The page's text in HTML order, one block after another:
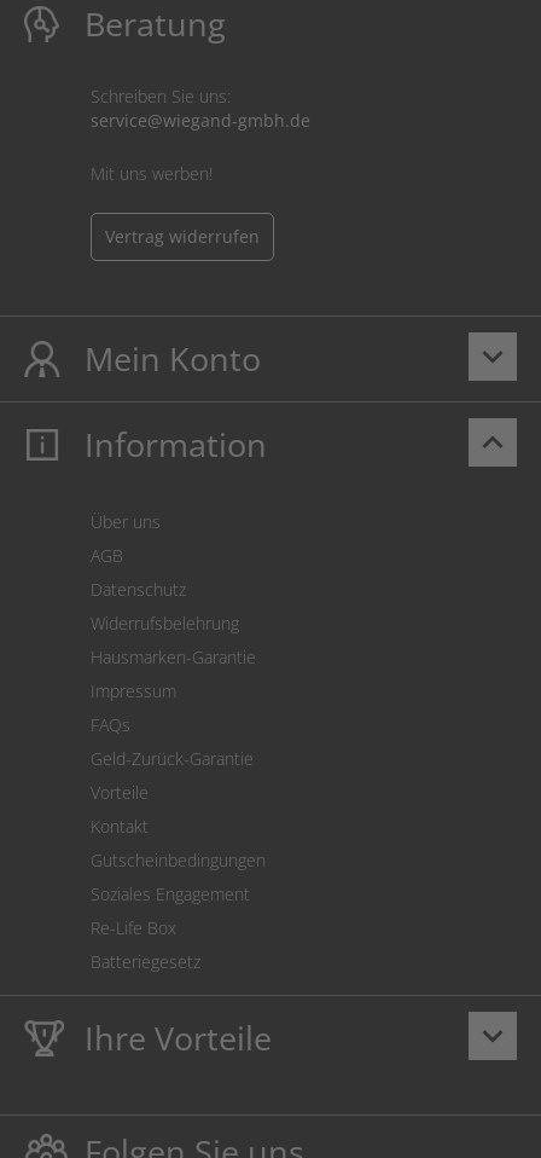
Beratung
Schreiben Sie uns:
service@wiegand-gmbh.de
Mit uns werben!
Vertrag widerrufen
keyboard_arrow_down
Mein Konto
Mein Konto
Cookie Einstellungen
keyboard_arrow_up
Information
Über uns
AGB
Datenschutz
Widerrufsbelehrung
Hausmarken-Garantie
Impressum
FAQs
Geld-Zurück-Garantie
Vorteile
Kontakt
Gutscheinbedingungen
Soziales Engagement
Re-Life Box
Batteriegesetz
keyboard_arrow_down
Ihre Vorteile
LebenslangeHausmarke Garantieauf Toner und Tinte
schützt auch Ihren Drucker.